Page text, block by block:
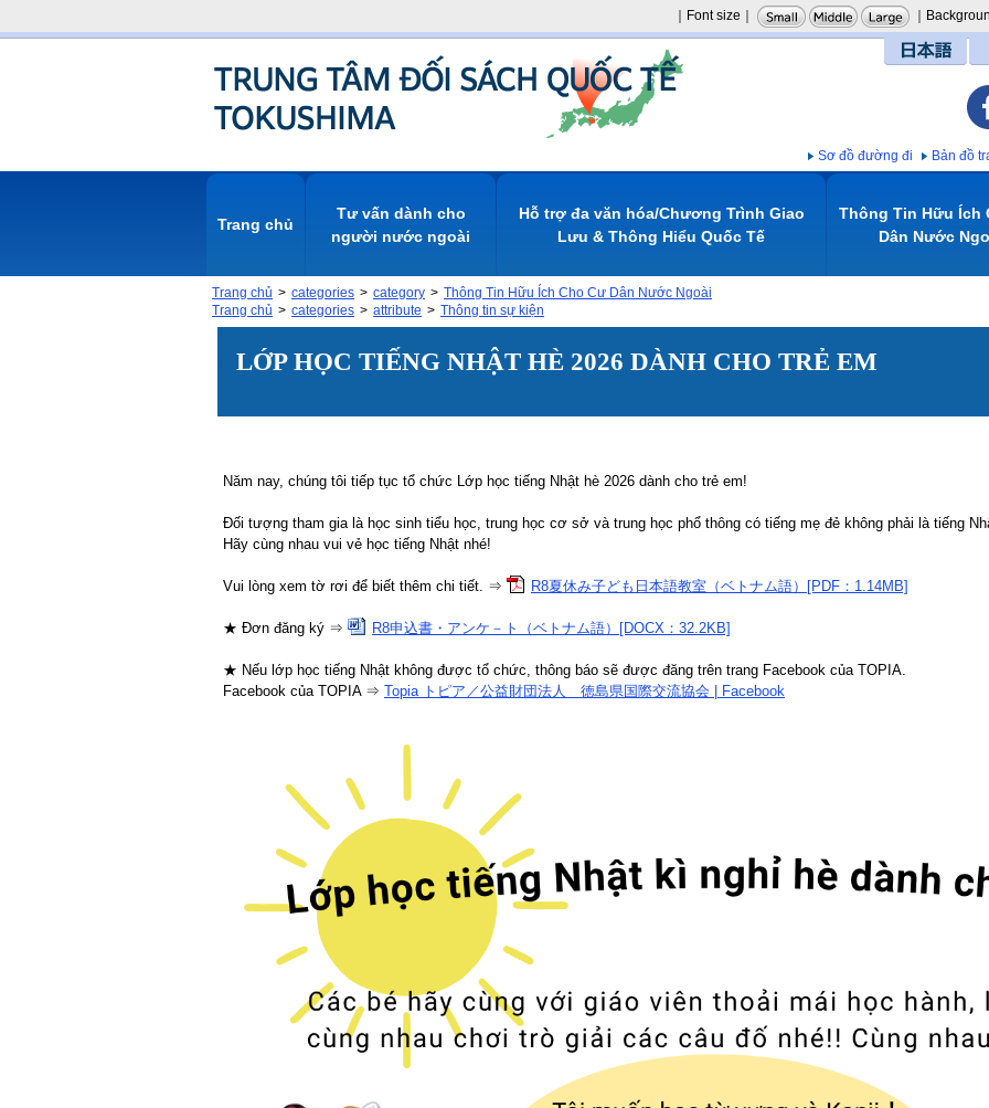
｜Font size｜ ｜
Sơ đồ đường đi Bản đồ
Trang chủ
Tư vấn dành cho
người nước ngoài
Hỗ trợ đa văn hóa/Chương Trình Giao
Lưu & Thông Hiểu Quốc Tế
Thông Tin Hữu Ích
Dân Nước
Trang chủ categories category
Thông Tin Hữu Ích Cho Cư Dân Nước Ngoài
Trang chủ
categories attribute Thông tin sự kiện
LỚP HỌC TIẾNG NHẬT HÈ 2026 DÀNH CHO TRẺ EM
Năm nay, chúng tôi tiếp tục tổ chức Lớp học tiếng Nhật hè 2026 dành cho trẻ em!
Đối tượng tham gia là học sinh tiểu học, trung học cơ sở và trung học phổ thông có tiếng mẹ đẻ không phải là tiếng
Hãy cùng nhau vui vẻ học tiếng Nhật nhé!
Vui lòng xem tờ rơi để biết thêm chi tiết. ⇒ R8夏休み子ども日本語教室（ベトナム語）[PDF：1.14MB]
★ Đơn đăng ký ⇒ R8申込書・アンケ－ト（ベトナム語）[DOCX：32.2KB]
★ Nếu lớp học tiếng Nhật không được tổ chức, thông báo sẽ được đăng trên trang Facebook của TOPIA.
Facebook của TOPIA ⇒ Topia トピア／公益財団法人 徳島県国際交流協会 | Facebook